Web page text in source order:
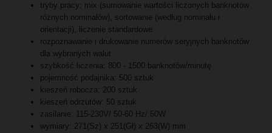
tryby pracy: mix (sumowanie wartości liczonych banknotów
różnych nominałów), sortowanie (według nominału i
orientacji), liczenie standardowe
rozpoznawanie i drukowanie numerów seryjnych banknotów
dla wybranych walut
szybkość liczenia: 800 - 1500 banknotów/minutę
pojemność podajnika: 500 sztuk
kieszeń robocza: 200 sztuk
kieszeń odrzutów: 50 sztuk
zasilanie: 115-230V/ 50-60 Hz/ 50W
wymiary: 271(Sz) x 251(Gł) x 263(W) mm